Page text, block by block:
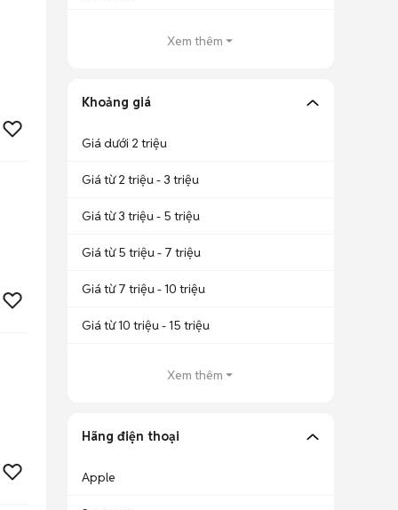
Xem thêm
Khoảng giá
Giá dưới 2 triệu
Giá từ 2 triệu - 3 triệu
Giá từ 3 triệu - 5 triệu
Giá từ 5 triệu - 7 triệu
Giá từ 7 triệu - 10 triệu
Giá từ 10 triệu - 15 triệu
Xem thêm
Hãng điện thoại
Apple